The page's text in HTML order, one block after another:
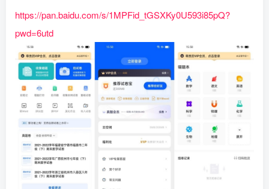
https://pan.baidu.com/s/1MPFid_tGSXKy0U593i85pQ?
pwd=6utd